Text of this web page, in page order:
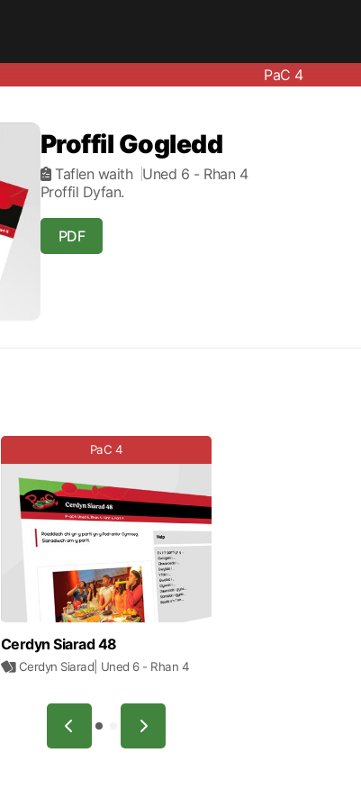
PaC 4
Proffil Gogledd
Taflen waith Uned 6 - Rhan 4
Proffil Dyfan.
PDF
PaC 4
Cerdyn Siarad 48
Cerdyn Siarad | Uned 6 - Rhan 4